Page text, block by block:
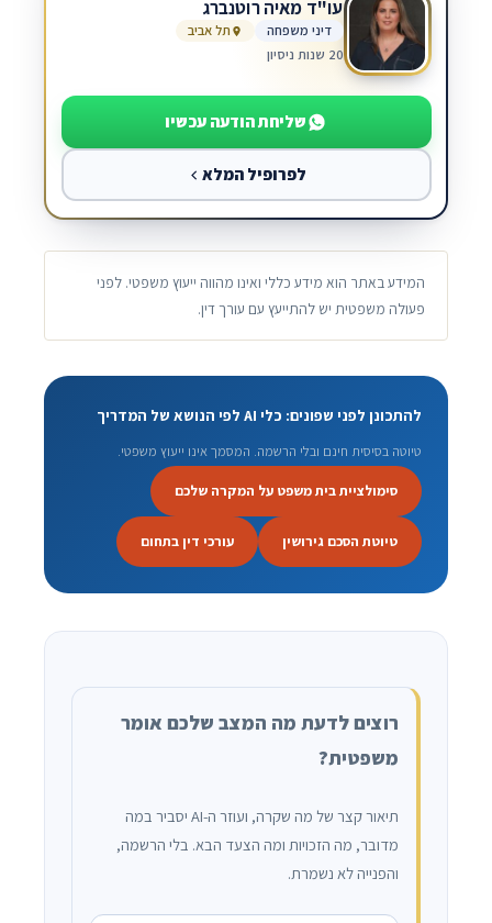
עו"ד מאיה רוטנברג
דיני משפחה
תל אביב
20 שנות ניסיון
שליחת הודעה עכשיו
לפרופיל המלא
המידע באתר הוא מידע כללי ואינו מהווה ייעוץ משפטי. לפני
פעולה משפטית יש להתייעץ עם עורך דין.
להתכונן לפני שפונים: כלי AI לפי הנושא של המדריך
טיוטה בסיסית חינם ובלי הרשמה. המסמך אינו ייעוץ משפטי.
סימולציית בית משפט על המקרה שלכם
טיוטת הסכם גירושין עורכי דין בתחום
רוצים לדעת מה המצב שלכם אומר
משפטית?
תיאור קצר של מה שקרה, ועוזר ה-AI יסביר במה
מדובר, מה הזכויות ומה הצעד הבא. בלי הרשמה,
והפנייה לא נשמרת.